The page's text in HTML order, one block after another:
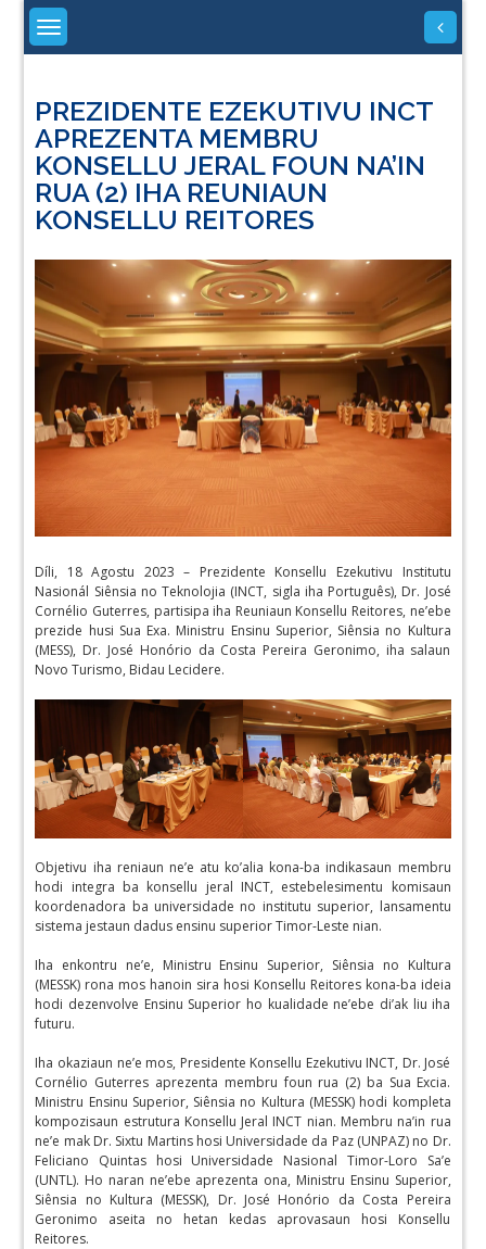
Skip
content
PREZIDENTE EZEKUTIVU INCT
APREZENTA MEMBRU
KONSELLU JERAL FOUN NA’IN
RUA (2) IHA REUNIAUN
KONSELLU REITORES
Díli, 18 Agostu 2023 – Prezidente Konsellu Ezekutivu Institutu
Nasionál Siênsia no Teknolojia (INCT, sigla iha Português), Dr. José
Cornélio Guterres, partisipa iha Reuniaun Konsellu Reitores, ne’ebe
prezide husi Sua Exa. Ministru Ensinu Superior, Siênsia no Kultura
(MESS), Dr. José Honório da Costa Pereira Geronimo, iha salaun
Novo Turismo, Bidau Lecidere.
Objetivu iha reniaun ne’e atu ko’alia kona-ba indikasaun membru
hodi integra ba konsellu jeral INCT, estebelesimentu komisaun
koordenadora ba universidade no institutu superior, lansamentu
sistema jestaun dadus ensinu superior Timor-Leste nian.
Iha enkontru ne’e, Ministru Ensinu Superior, Siênsia no Kultura
(MESSK) rona mos hanoin sira hosi Konsellu Reitores kona-ba ideia
hodi dezenvolve Ensinu Superior ho kualidade ne’ebe di’ak liu iha
futuru.
Iha okaziaun ne’e mos, Presidente Konsellu Ezekutivu INCT, Dr. José
Cornélio Guterres aprezenta membru foun rua (2) ba Sua Excia.
Ministru Ensinu Superior, Siênsia no Kultura (MESSK) hodi kompleta
kompozisaun estrutura Konsellu Jeral INCT nian. Membru na’in rua
ne’e mak Dr. Sixtu Martins hosi Universidade da Paz (UNPAZ) no Dr.
Feliciano Quintas hosi Universidade Nasional Timor-Loro Sa’e
(UNTL). Ho naran ne’ebe aprezenta ona, Ministru Ensinu Superior,
Siênsia no Kultura (MESSK), Dr. José Honório da Costa Pereira
Geronimo aseita no hetan kedas aprovasaun hosi Konsellu
Reitores.